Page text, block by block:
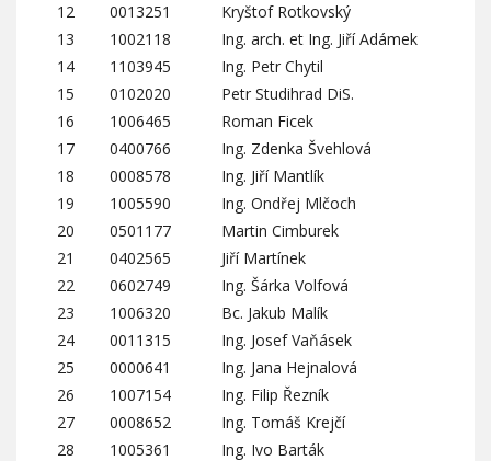
12
0013251
Kryštof Rotkovský
13
1002118
Ing. arch. et Ing. Jiří Adámek
14
1103945
Ing. Petr Chytil
15
0102020
Petr Studihrad DiS.
16
1006465
Roman Ficek
17
0400766
Ing. Zdenka Švehlová
18
0008578
Ing. Jiří Mantlík
19
1005590
Ing. Ondřej Mlčoch
20
0501177
Martin Cimburek
21
0402565
Jiří Martínek
22
0602749
Ing. Šárka Volfová
23
1006320
Bc. Jakub Malík
24
0011315
Ing. Josef Vaňásek
25
0000641
Ing. Jana Hejnalová
26
1007154
Ing. Filip Řezník
27
0008652
Ing. Tomáš Krejčí
28
1005361
Ing. Ivo Barták